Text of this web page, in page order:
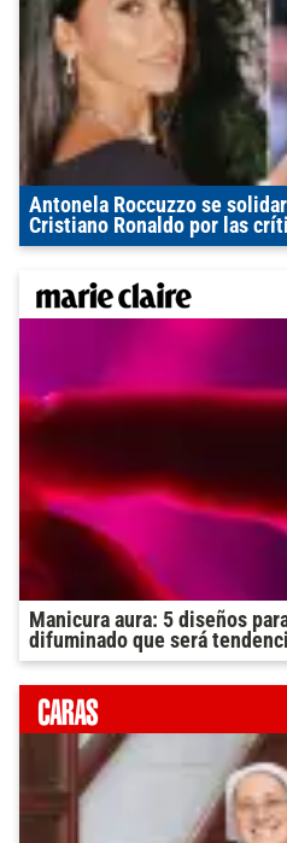
Antonela Roccuzzo se
Cristiano Ronaldo por las
Manicura aura: 5 diseños
difuminado que será